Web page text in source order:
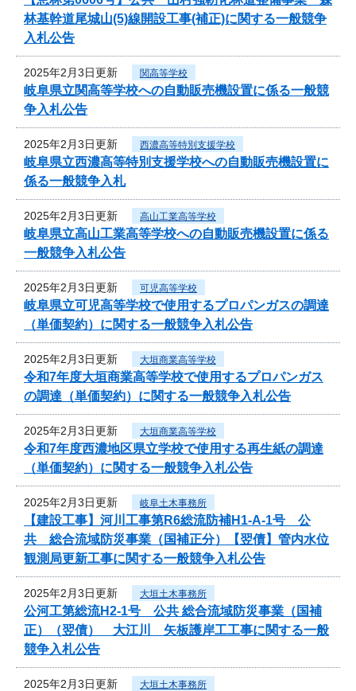
林基幹道尾城山(5)線開設工事(補正)に関する一般競争
入札公告
2025年2月3日更新 関高等学校
岐阜県立関高等学校への自動販売機設置に係る一般競
争入札公告
2025年2月3日更新 西濃高等特別支援学校
岐阜県立西濃高等特別支援学校への自動販売機設置に
係る一般競争入札
2025年2月3日更新 高山工業高等学校
岐阜県立高山工業高等学校への自動販売機設置に係る
一般競争入札公告
2025年2月3日更新 可児高等学校
岐阜県立可児高等学校で使用するプロパンガスの調達
（単価契約）に関する一般競争入札公告
2025年2月3日更新 大垣商業高等学校
令和7年度大垣商業高等学校で使用するプロパンガス
の調達（単価契約）に関する一般競争入札公告
2025年2月3日更新 大垣商業高等学校
令和7年度西濃地区県立学校で使用する再生紙の調達
（単価契約）に関する一般競争入札公告
2025年2月3日更新 岐阜土木事務所
【建設工事】河川工事第R6総流防補H1-A-1号 公
共 総合流域防災事業（国補正分）【翌債】管内水位
観測局更新工事に関する一般競争入札公告
2025年2月3日更新 大垣土木事務所
公河工第総流H2-1号 公共 総合流域防災事業（国補
正）（翌債） 大江川 矢板護岸工工事に関する一般
競争入札公告
2025年2月3日更新 大垣土木事務所